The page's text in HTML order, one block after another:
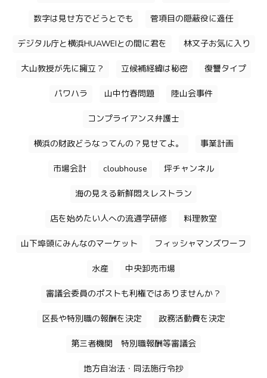
数字は見せ方でどうとでも 菅項目の隠蔽役に適任
デジタル庁と横浜HUAWEIとの間に君を 林文子お気に入り
大山教授が先に擁立？ 立候補経緯は秘密 復讐タイプ
パワハラ 山中竹春問題 陸山会事件
コンプライアンス弁護士
横浜の財政どうなってんの？見せてよ。 事業計画
市場会計 cloubhouse 坪チャンネル
海の見える新鮮悶えレストラン
店を始めたい人への流通学研修 料理教室
山下埠頭にみんなのマーケット フィッシャマンズワーフ
水産 中央卸売市場
審議会委員のポストも利権ではありませんか？
区長や特別職の報酬を決定 政務活動費を決定
第三者機関 特別職報酬等審議会
地方自治法・同法施行令抄